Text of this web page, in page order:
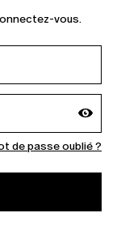
vous.
de passe oublié ?